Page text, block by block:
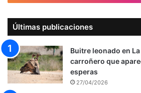
Últimas publicaciones
Buitre leonado en
carroñero que
esperas
27/04/2026